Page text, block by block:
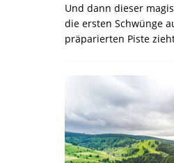
Und dann dieser
die ersten Schwünge
präparierten Piste